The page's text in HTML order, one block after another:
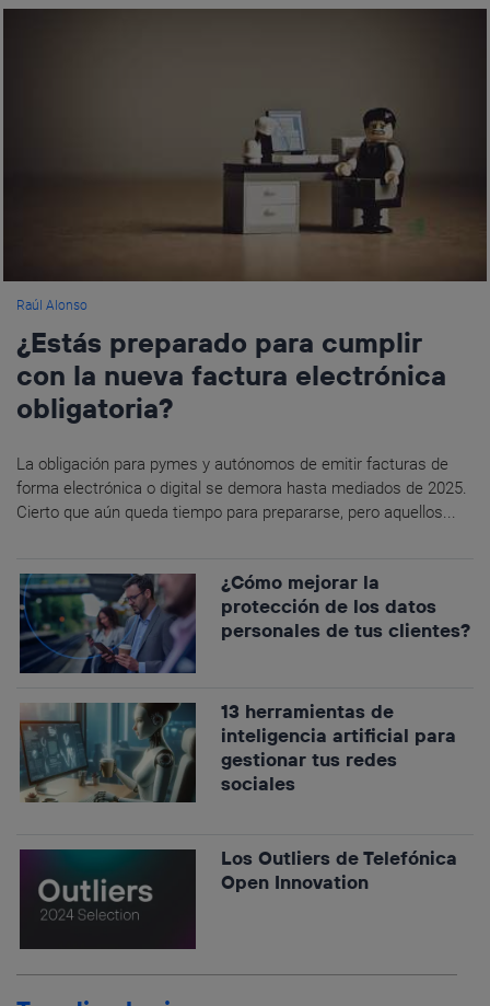
Raúl Alonso
¿Estás preparado para cumplir
con la nueva factura electrónica
obligatoria?
La obligación para pymes y autónomos de emitir facturas de
forma electrónica o digital se demora hasta mediados de 2025.
Cierto que aún queda tiempo para prepararse, pero aquellos...
¿Cómo mejorar la
protección de los datos
personales de tus clientes?
13 herramientas de
inteligencia artificial para
gestionar tus redes
sociales
Los Outliers de Telefónica
Open Innovation